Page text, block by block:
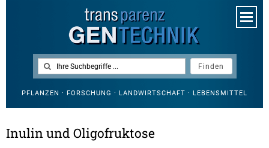
PFLANZEN · FORSCHUNG · LANDWIRTSCHAFT · LEBENSMITTEL
Inulin und Oligofruktose